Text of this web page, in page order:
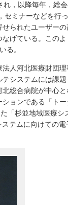
，以降毎年，総
ミナーなどを行
られたユーザー
げている。このよ
る。
人河北医療財団
システムには課
総合病院が中心
ョンである「ト
「杉並地域医療シ
テムに向けての